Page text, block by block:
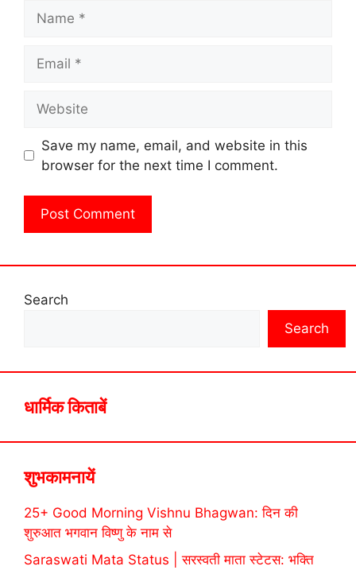
Save my name, email, and website in this
browser for the next time I comment.
Search
Search
धार्मिक किताबें
शुभकामनायें
25+ Good Morning Vishnu Bhagwan: दिन की
शुरुआत भगवान विष्णु के नाम से
Saraswati Mata Status | सरस्वती माता स्टेटस: भक्ति